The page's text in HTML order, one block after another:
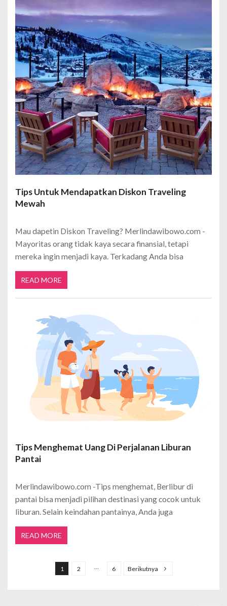
Tips Untuk Mendapatkan Diskon Traveling
Mewah
Mau dapetin Diskon Traveling? Merlindawibowo.com -
Mayoritas orang tidak kaya secara finansial, tetapi
mereka ingin menjadi kaya. Terkadang Anda bisa
READ MORE
Tips Menghemat Uang Di Perjalanan Liburan
Pantai
Merlindawibowo.com -Tips menghemat, Berlibur di
pantai bisa menjadi pilihan destinasi yang cocok untuk
liburan. Selain keindahan pantainya, Anda juga
READ MORE
1 2 … 6 Berikutnya